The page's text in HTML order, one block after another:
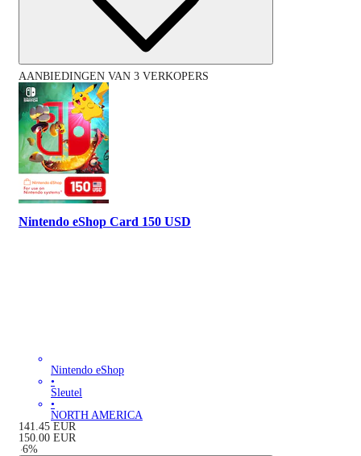
AANBIEDINGEN VAN 3 VERKOPERS
Nintendo eShop Card 150 USD
Nintendo eShop
•
Sleutel
•
NORTH AMERICA
141.45 EUR
150.00 EUR
-6%